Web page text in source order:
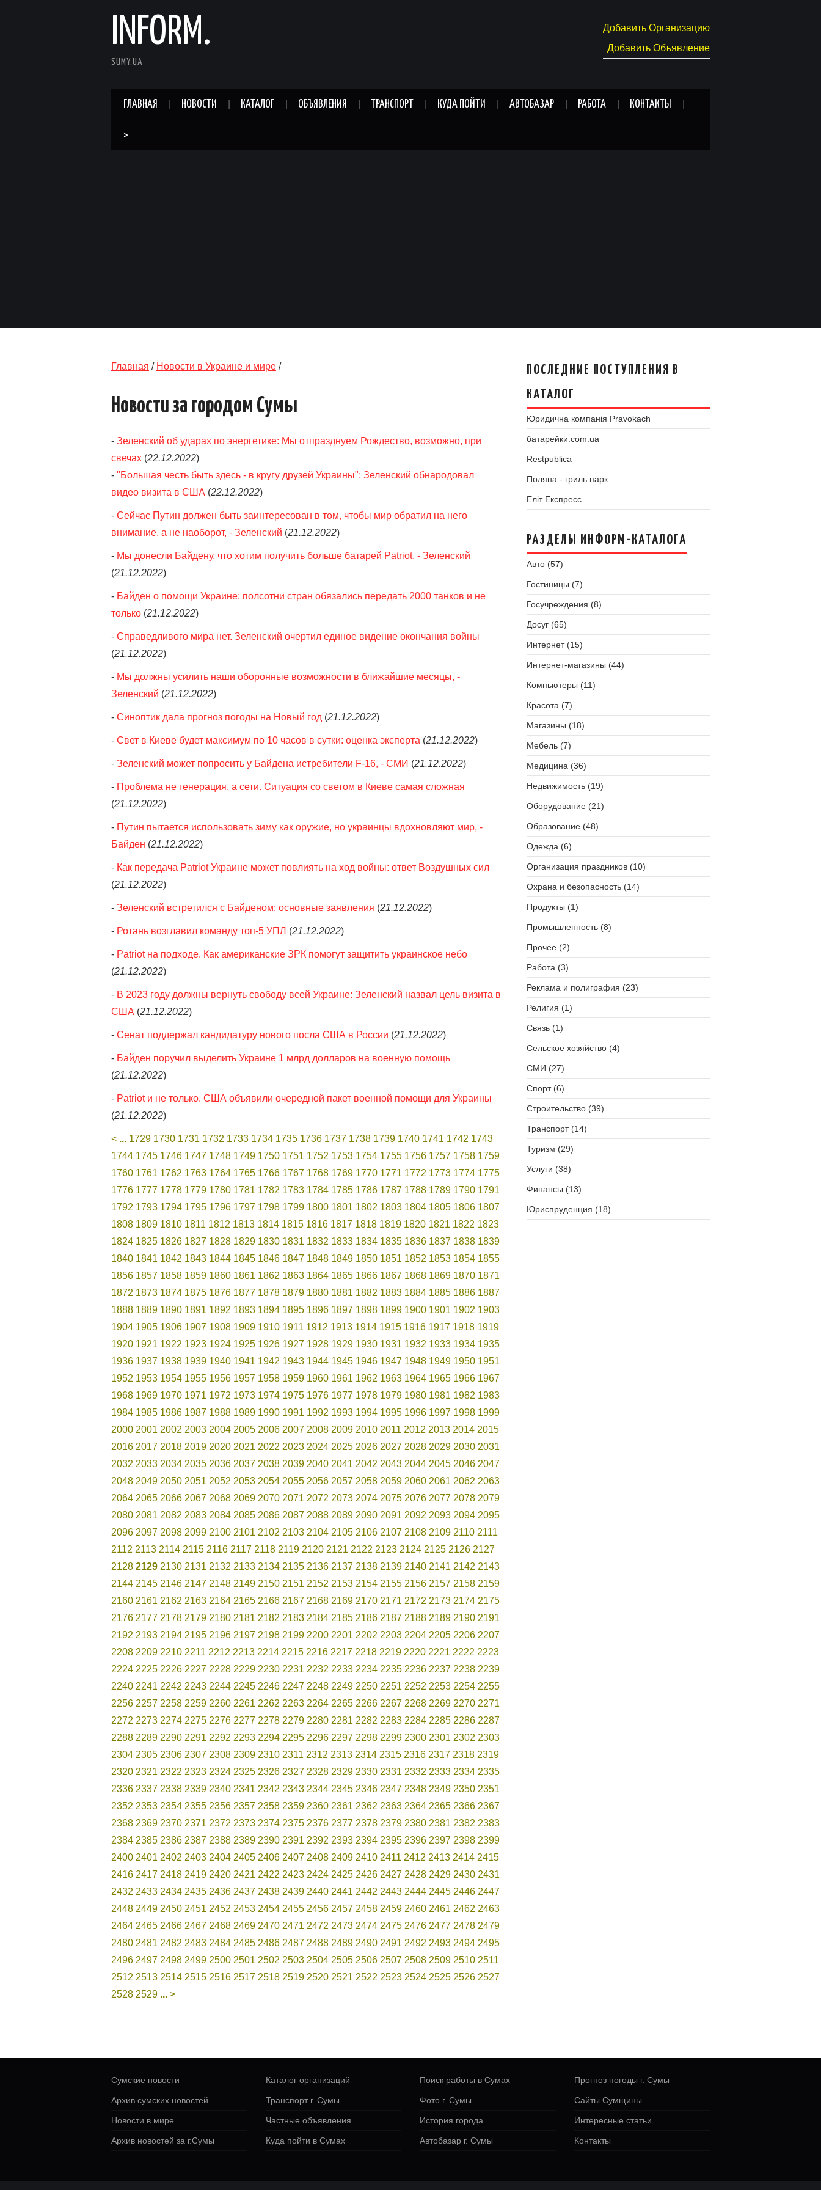
INFORM.
SUMY.UA
Добавить Организацию
Добавить Объявление
ГЛАВНАЯ НОВОСТИ КАТАЛОГ ОБЪЯВЛЕНИЯ ТРАНСПОРТ КУДА ПОЙТИ АВТОБАЗАР РАБОТА КОНТАКТЫ
>
Главная / Новости в Украине и мире /
Новости за городом Сумы
- Зеленский об ударах по энергетике: Мы отпразднуем Рождество, возможно, при
свечах (22.12.2022)
- "Большая честь быть здесь - в кругу друзей Украины": Зеленский обнародовал
видео визита в США (22.12.2022)
- Сейчас Путин должен быть заинтересован в том, чтобы мир обратил на него
внимание, а не наоборот, - Зеленский (21.12.2022)
- Мы донесли Байдену, что хотим получить больше батарей Patriot, - Зеленский
(21.12.2022)
- Байден о помощи Украине: полсотни стран обязались передать 2000 танков и не
только (21.12.2022)
- Справедливого мира нет. Зеленский очертил единое видение окончания войны
(21.12.2022)
- Мы должны усилить наши оборонные возможности в ближайшие месяцы, -
Зеленский (21.12.2022)
- Синоптик дала прогноз погоды на Новый год (21.12.2022)
- Свет в Киеве будет максимум по 10 часов в сутки: оценка эксперта (21.12.2022)
- Зеленский может попросить у Байдена истребители F-16, - СМИ (21.12.2022)
- Проблема не генерация, а сети. Ситуация со светом в Киеве самая сложная
(21.12.2022)
- Путин пытается использовать зиму как оружие, но украинцы вдохновляют мир, -
Байден (21.12.2022)
- Как передача Patriot Украине может повлиять на ход войны: ответ Воздушных сил
(21.12.2022)
- Зеленский встретился с Байденом: основные заявления (21.12.2022)
- Ротань возглавил команду топ-5 УПЛ (21.12.2022)
- Patriot на подходе. Как американские ЗРК помогут защитить украинское небо
(21.12.2022)
- В 2023 году должны вернуть свободу всей Украине: Зеленский назвал цель визита в
США (21.12.2022)
- Сенат поддержал кандидатуру нового посла США в России (21.12.2022)
- Байден поручил выделить Украине 1 млрд долларов на военную помощь
(21.12.2022)
- Patriot и не только. США объявили очередной пакет военной помощи для Украины
(21.12.2022)
< ... 1729 1730 1731 1732 1733 1734 1735 1736 1737 1738 1739 1740 1741 1742 1743
1744 1745 1746 1747 1748 1749 1750 1751 1752 1753 1754 1755 1756 1757 1758 1759
1760 1761 1762 1763 1764 1765 1766 1767 1768 1769 1770 1771 1772 1773 1774 1775
1776 1777 1778 1779 1780 1781 1782 1783 1784 1785 1786 1787 1788 1789 1790 1791
1792 1793 1794 1795 1796 1797 1798 1799 1800 1801 1802 1803 1804 1805 1806 1807
1808 1809 1810 1811 1812 1813 1814 1815 1816 1817 1818 1819 1820 1821 1822 1823
1824 1825 1826 1827 1828 1829 1830 1831 1832 1833 1834 1835 1836 1837 1838 1839
1840 1841 1842 1843 1844 1845 1846 1847 1848 1849 1850 1851 1852 1853 1854 1855
1856 1857 1858 1859 1860 1861 1862 1863 1864 1865 1866 1867 1868 1869 1870 1871
1872 1873 1874 1875 1876 1877 1878 1879 1880 1881 1882 1883 1884 1885 1886 1887
1888 1889 1890 1891 1892 1893 1894 1895 1896 1897 1898 1899 1900 1901 1902 1903
1904 1905 1906 1907 1908 1909 1910 1911 1912 1913 1914 1915 1916 1917 1918 1919
1920 1921 1922 1923 1924 1925 1926 1927 1928 1929 1930 1931 1932 1933 1934 1935
1936 1937 1938 1939 1940 1941 1942 1943 1944 1945 1946 1947 1948 1949 1950 1951
1952 1953 1954 1955 1956 1957 1958 1959 1960 1961 1962 1963 1964 1965 1966 1967
1968 1969 1970 1971 1972 1973 1974 1975 1976 1977 1978 1979 1980 1981 1982 1983
1984 1985 1986 1987 1988 1989 1990 1991 1992 1993 1994 1995 1996 1997 1998 1999
2000 2001 2002 2003 2004 2005 2006 2007 2008 2009 2010 2011 2012 2013 2014 2015
2016 2017 2018 2019 2020 2021 2022 2023 2024 2025 2026 2027 2028 2029 2030 2031
2032 2033 2034 2035 2036 2037 2038 2039 2040 2041 2042 2043 2044 2045 2046 2047
2048 2049 2050 2051 2052 2053 2054 2055 2056 2057 2058 2059 2060 2061 2062 2063
2064 2065 2066 2067 2068 2069 2070 2071 2072 2073 2074 2075 2076 2077 2078 2079
2080 2081 2082 2083 2084 2085 2086 2087 2088 2089 2090 2091 2092 2093 2094 2095
2096 2097 2098 2099 2100 2101 2102 2103 2104 2105 2106 2107 2108 2109 2110 2111
2112 2113 2114 2115 2116 2117 2118 2119 2120 2121 2122 2123 2124 2125 2126 2127
2128 2129 2130 2131 2132 2133 2134 2135 2136 2137 2138 2139 2140 2141 2142 2143
2144 2145 2146 2147 2148 2149 2150 2151 2152 2153 2154 2155 2156 2157 2158 2159
2160 2161 2162 2163 2164 2165 2166 2167 2168 2169 2170 2171 2172 2173 2174 2175
2176 2177 2178 2179 2180 2181 2182 2183 2184 2185 2186 2187 2188 2189 2190 2191
2192 2193 2194 2195 2196 2197 2198 2199 2200 2201 2202 2203 2204 2205 2206 2207
2208 2209 2210 2211 2212 2213 2214 2215 2216 2217 2218 2219 2220 2221 2222 2223
2224 2225 2226 2227 2228 2229 2230 2231 2232 2233 2234 2235 2236 2237 2238 2239
2240 2241 2242 2243 2244 2245 2246 2247 2248 2249 2250 2251 2252 2253 2254 2255
2256 2257 2258 2259 2260 2261 2262 2263 2264 2265 2266 2267 2268 2269 2270 2271
2272 2273 2274 2275 2276 2277 2278 2279 2280 2281 2282 2283 2284 2285 2286 2287
2288 2289 2290 2291 2292 2293 2294 2295 2296 2297 2298 2299 2300 2301 2302 2303
2304 2305 2306 2307 2308 2309 2310 2311 2312 2313 2314 2315 2316 2317 2318 2319
2320 2321 2322 2323 2324 2325 2326 2327 2328 2329 2330 2331 2332 2333 2334 2335
2336 2337 2338 2339 2340 2341 2342 2343 2344 2345 2346 2347 2348 2349 2350 2351
2352 2353 2354 2355 2356 2357 2358 2359 2360 2361 2362 2363 2364 2365 2366 2367
2368 2369 2370 2371 2372 2373 2374 2375 2376 2377 2378 2379 2380 2381 2382 2383
2384 2385 2386 2387 2388 2389 2390 2391 2392 2393 2394 2395 2396 2397 2398 2399
2400 2401 2402 2403 2404 2405 2406 2407 2408 2409 2410 2411 2412 2413 2414 2415
2416 2417 2418 2419 2420 2421 2422 2423 2424 2425 2426 2427 2428 2429 2430 2431
2432 2433 2434 2435 2436 2437 2438 2439 2440 2441 2442 2443 2444 2445 2446 2447
2448 2449 2450 2451 2452 2453 2454 2455 2456 2457 2458 2459 2460 2461 2462 2463
2464 2465 2466 2467 2468 2469 2470 2471 2472 2473 2474 2475 2476 2477 2478 2479
2480 2481 2482 2483 2484 2485 2486 2487 2488 2489 2490 2491 2492 2493 2494 2495
2496 2497 2498 2499 2500 2501 2502 2503 2504 2505 2506 2507 2508 2509 2510 2511
2512 2513 2514 2515 2516 2517 2518 2519 2520 2521 2522 2523 2524 2525 2526 2527
2528 2529 ... >
ПОСЛЕДНИЕ ПОСТУПЛЕНИЯ В
КАТАЛОГ
Юридична компанія Pravokach
батарейки.com.ua
Restpublica
Поляна - гриль парк
Еліт Експресс
РАЗДЕЛЫ ИНФОРМ-КАТАЛОГА
Авто (57)
Гостиницы (7)
Госучреждения (8)
Досуг (65)
Интернет (15)
Интернет-магазины (44)
Компьютеры (11)
Красота (7)
Магазины (18)
Мебель (7)
Медицина (36)
Недвижимость (19)
Оборудование (21)
Образование (48)
Одежда (6)
Организация праздников (10)
Охрана и безопасность (14)
Продукты (1)
Промышленность (8)
Прочее (2)
Работа (3)
Реклама и полиграфия (23)
Религия (1)
Связь (1)
Сельское хозяйство (4)
СМИ (27)
Спорт (6)
Строительство (39)
Транспорт (14)
Туризм (29)
Услуги (38)
Финансы (13)
Юриспруденция (18)
Сумские новости
Архив сумских новостей
Новости в мире
Архив новостей за г.Сумы
Каталог организаций
Транспорт г. Сумы
Частные объявления
Куда пойти в Сумах
Поиск работы в Сумах
Фото г. Сумы
История города
Автобазар г. Сумы
Прогноз погоды г. Сумы
Сайты Сумщины
Интересные статьи
Контакты